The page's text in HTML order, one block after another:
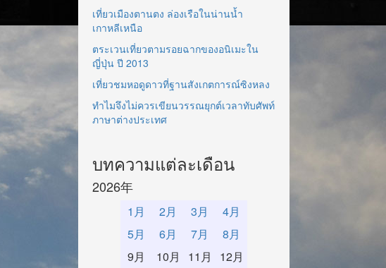
เที่ยวเมืองตานตง ล่องเรือในน่านน้ำ
เกาหลีเหนือ
ตระเวนเที่ยวตามรอยฉากของอนิเมะใน
ญี่ปุ่น ปี 2013
เที่ยวชมหอดูดาวที่ฐานสังเกตการณ์ซิงหลง
ทำไมจึงไม่ควรเขียนวรรณยุกต์เวลาทับศัพท์
ภาษาต่างประเทศ
บทความแต่ละเดือน
2026年
1月 2月 3月
4月
5月
6月 7月
8月
9月
10月 11月 12月